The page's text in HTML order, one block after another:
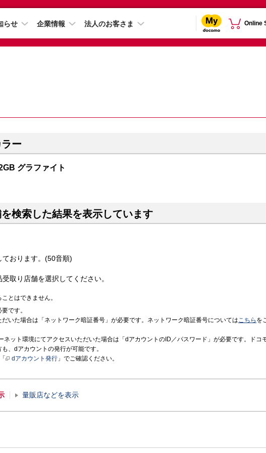
らせ 企業情報 法人のお客さま Online
ー
グラファイト
検索した結果を表示しています
おります。(50音順)
取り店舗を選択してください。
とはできません。
です。
だいた場合は「ネットワーク暗証番号」が必要です。ネットワーク暗証番号についてはこちら を
ネット環境にてアクセスいただいた場合は「dアカウントのID／パスワード」が必要です。ドコ
、dアカウントの発行が可能です。
dアカウント発行 」でご確認ください。
量販店などを表示